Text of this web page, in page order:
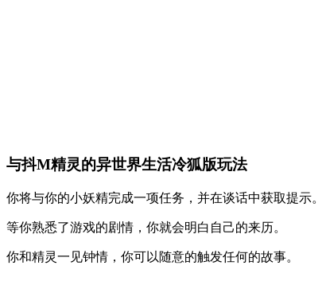
与抖M精灵的异世界生活冷狐版玩法
你将与你的小妖精完成一项任务，并在谈话中获取提示。
等你熟悉了游戏的剧情，你就会明白自己的来历。
你和精灵一见钟情，你可以随意的触发任何的故事。